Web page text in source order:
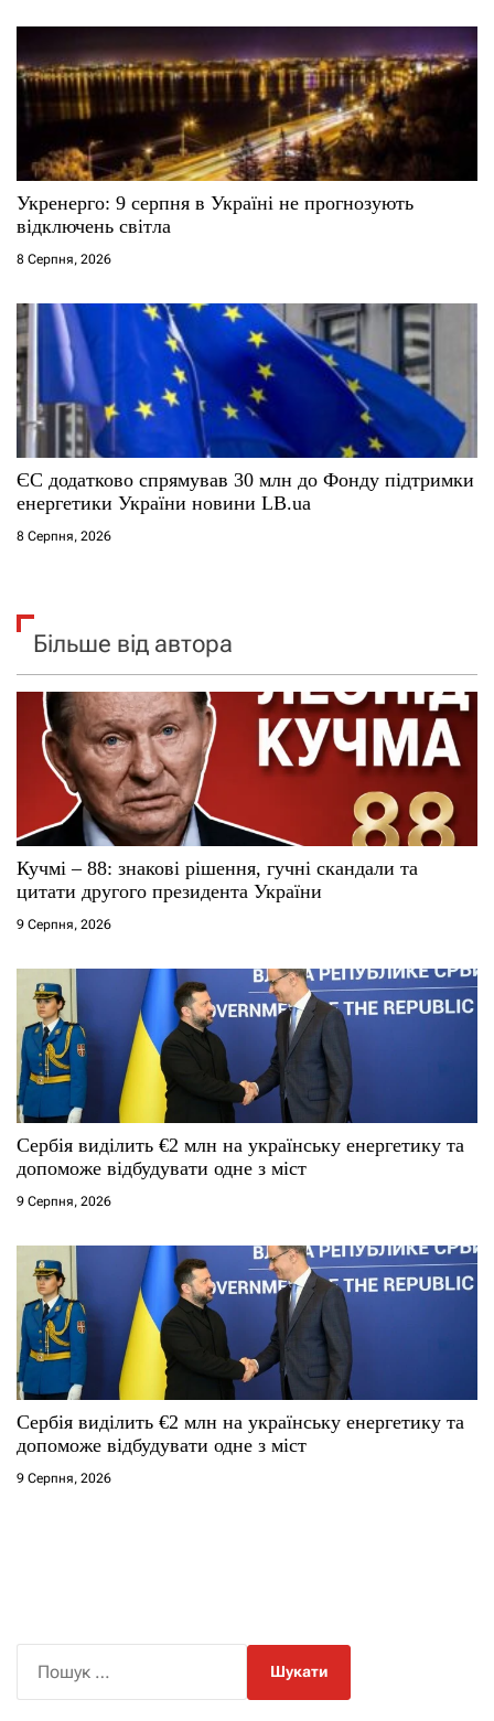
Укренерго: 9 серпня в Україні не прогнозують
відключень світла
8 Серпня, 2026
ЄС додатково спрямував 30 млн до Фонду підтримки
енергетики України новини LB.ua
8 Серпня, 2026
Більше від автора
Кучмі – 88: знакові рішення, гучні скандали та
цитати другого президента України
9 Серпня, 2026
Сербія виділить €2 млн на українську енергетику та
допоможе відбудувати одне з міст
9 Серпня, 2026
Сербія виділить €2 млн на українську енергетику та
допоможе відбудувати одне з міст
9 Серпня, 2026